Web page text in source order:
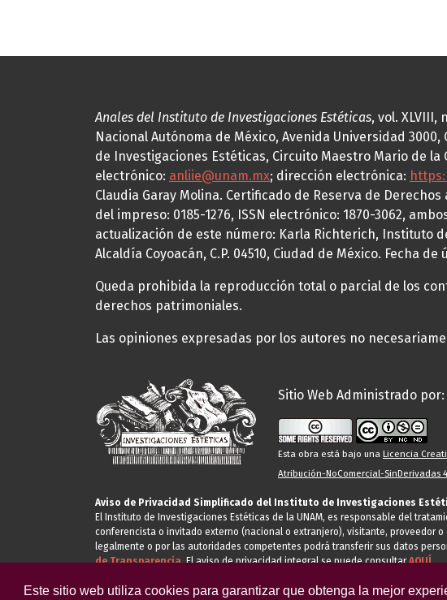
Este sitio web utiliza cookies para garantizar que obtenga la mejor
Anales del Instituto de Investigaciones Estéticas, vol.
Nacional Autónoma de México, Avenida Universidad
de Investigaciones Estéticas, Circuito Maestro Mario de la
electrónico: anliie@unam.mx; dirección electrónica:
Claudia Garay Molina. Certificado de Reserva de
del impreso: 0185-1276, ISSN electrónico: 1870-3062,
actualización de este número: Karla Richterich, Instituto
Alcaldía Coyoacán, C.P. 04510, Ciudad de México. Fecha
Queda prohibida la reproducción total o parcial de los
derechos patrimoniales.
Las opiniones expresadas por los autores no
Sitio Web Administrado
Esta obra está bajo una Licencia
Atribución-NoComercial-SinDerivadas
Aviso de Privacidad Simplificado del Instituto de Investigaciones
El Instituto de Investigaciones Estéticas de la UNAM, es responsable del
conferencista o invitado externo (nacional o extranjero), visitante, proveedor
legalmente o por las autoridades competentes podrá transferir sus datos
de Transparencia.El aviso de privacidad integral se puede consultarAQUÍ